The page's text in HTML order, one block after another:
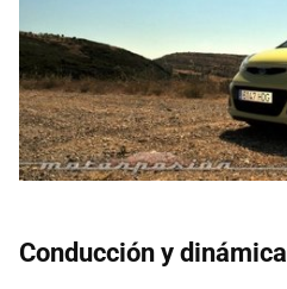
Conducción y dinámica